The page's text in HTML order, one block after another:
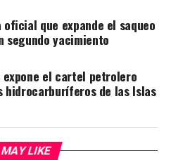
que expande el saqueo
segundo yacimiento
expone el cartel petrolero
hidrocarburíferos de las Islas
LIKE